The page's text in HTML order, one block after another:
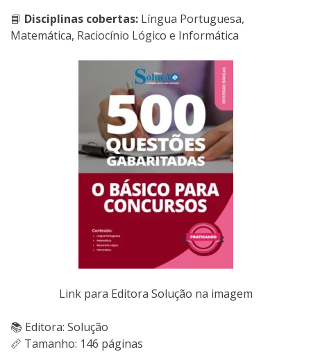
📘 Disciplinas cobertas: Língua Portuguesa,
Matemática, Raciocínio Lógico e Informática
Link para Editora Solução na imagem
📚 Editora: Solução
📏 Tamanho: 146 páginas